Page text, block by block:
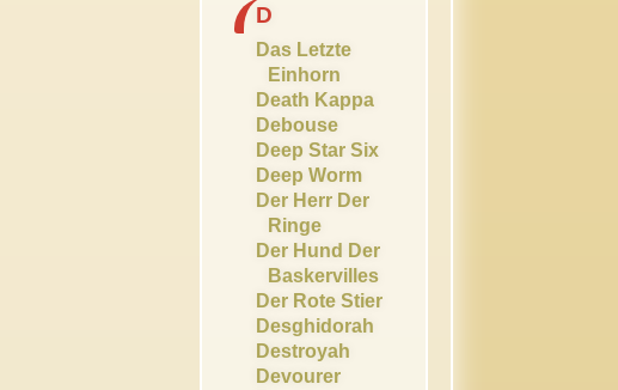
D
Das Letzte
Einhorn
Death Kappa
Debouse
Deep Star Six
Deep Worm
Der Herr Der
Ringe
Der Hund Der
Baskervilles
Der Rote Stier
Desghidorah
Destroyah
Devourer